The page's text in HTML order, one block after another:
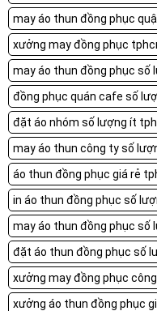
may áo thun đồng phục
xưởng may đồng phục
may áo thun đồng phục số
đồng phục quán cafe số
đặt áo nhóm số lượng ít
may áo thun công ty số
áo thun đồng phục giá rẻ
in áo thun đồng phục số
may áo thun đồng phục số
đặt áo thun đồng phục số
xưởng may đồng phục
xưởng áo thun đồng phục